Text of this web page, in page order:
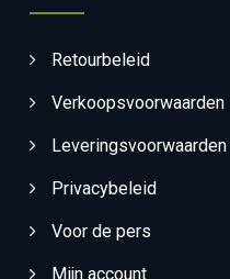
Retourbeleid
Verkoopsvoorwaarden
Leveringsvoorwaarden
Privacybeleid
Voor de pers
Mijn account